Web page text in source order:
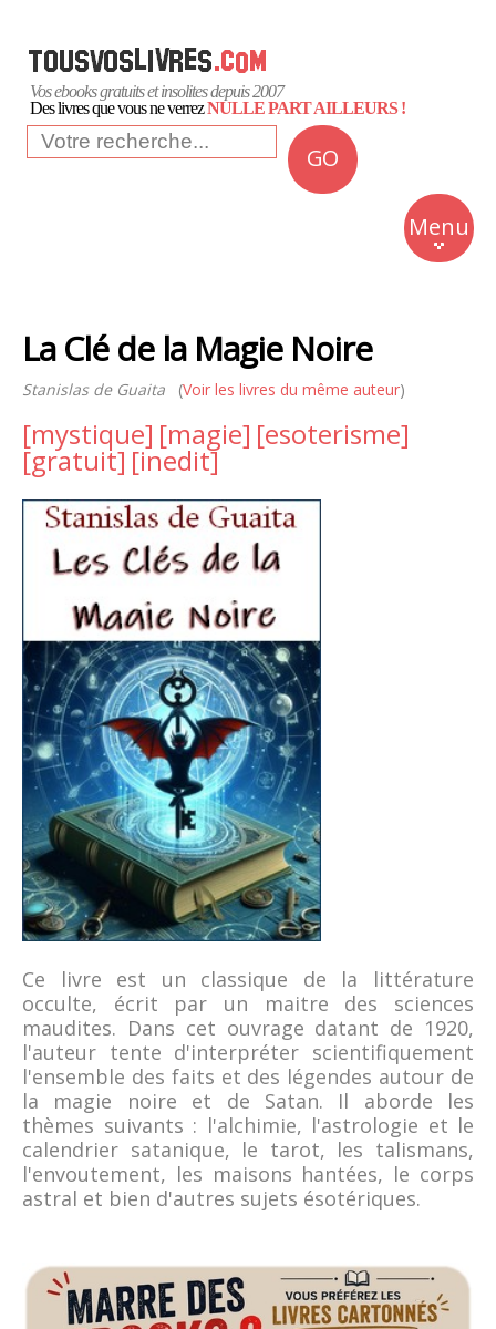
Vos ebooks gratuits et insolites depuis 2007
Des livres que vous ne verrezNULLE PART AILLEURS !
GO
Menu
Insolite
Business
Culture
Quotidien
La Clé de la Magie Noire
Stanislas de Guaita (Voir les livres du même auteur)
[mystique] [magie] [esoterisme]
[gratuit] [inedit]
Ce livre est un classique de la littérature
occulte, écrit par un maitre des sciences
maudites. Dans cet ouvrage datant de 1920,
l'auteur tente d'interpréter scientifiquement
l'ensemble des faits et des légendes autour de
la magie noire et de Satan. Il aborde les
thèmes suivants : l'alchimie, l'astrologie et le
calendrier satanique, le tarot, les talismans,
l'envoutement, les maisons hantées, le corps
astral et bien d'autres sujets ésotériques.